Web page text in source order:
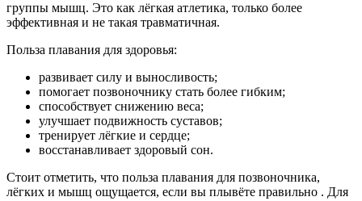
группы мышц. Это как лёгкая атлетика, только более
эффективная и не такая травматичная.
Польза плавания для здоровья:
развивает силу и выносливость;
помогает позвоночнику стать более гибким;
способствует снижению веса;
улучшает подвижность суставов;
тренирует лёгкие и сердце;
восстанавливает здоровый сон.
Стоит отметить, что польза плавания для позвоночника,
лёгких и мышц ощущается, если вы плывёте правильно . Для